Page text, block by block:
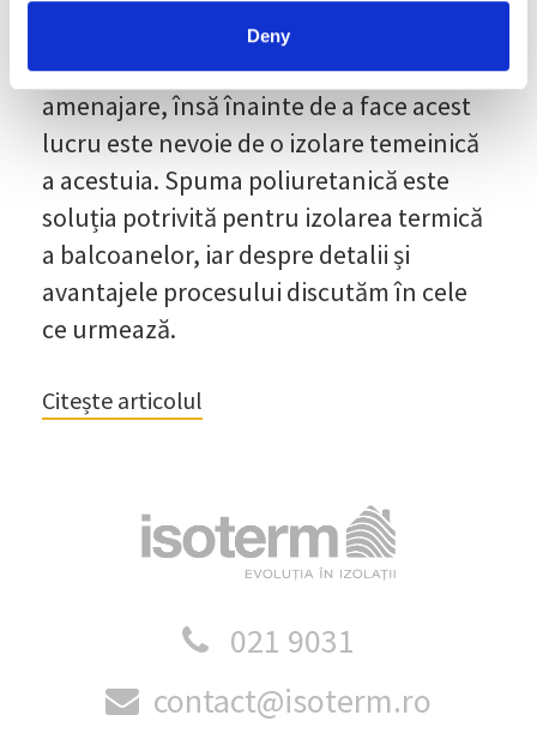
Deny
spațiu util, balconul poate fi transformat
astfel încât să răspundă unor nevoi de
amenajare, însă înainte de a face acest
lucru este nevoie de o izolare temeinică
a acestuia. Spuma poliuretanică este
soluția potrivită pentru izolarea termică
a balcoanelor, iar despre detalii și
avantajele procesului discutăm în cele
ce urmează.
Citește articolul
021 9031
contact@isoterm.ro